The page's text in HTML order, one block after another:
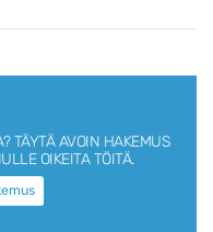
TÄYTÄ AVOIN HAKEMUS
OIKEITA TÖITÄ.